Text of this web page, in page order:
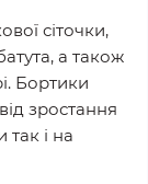
сіточки,
а також
Бортики
зростання
і на